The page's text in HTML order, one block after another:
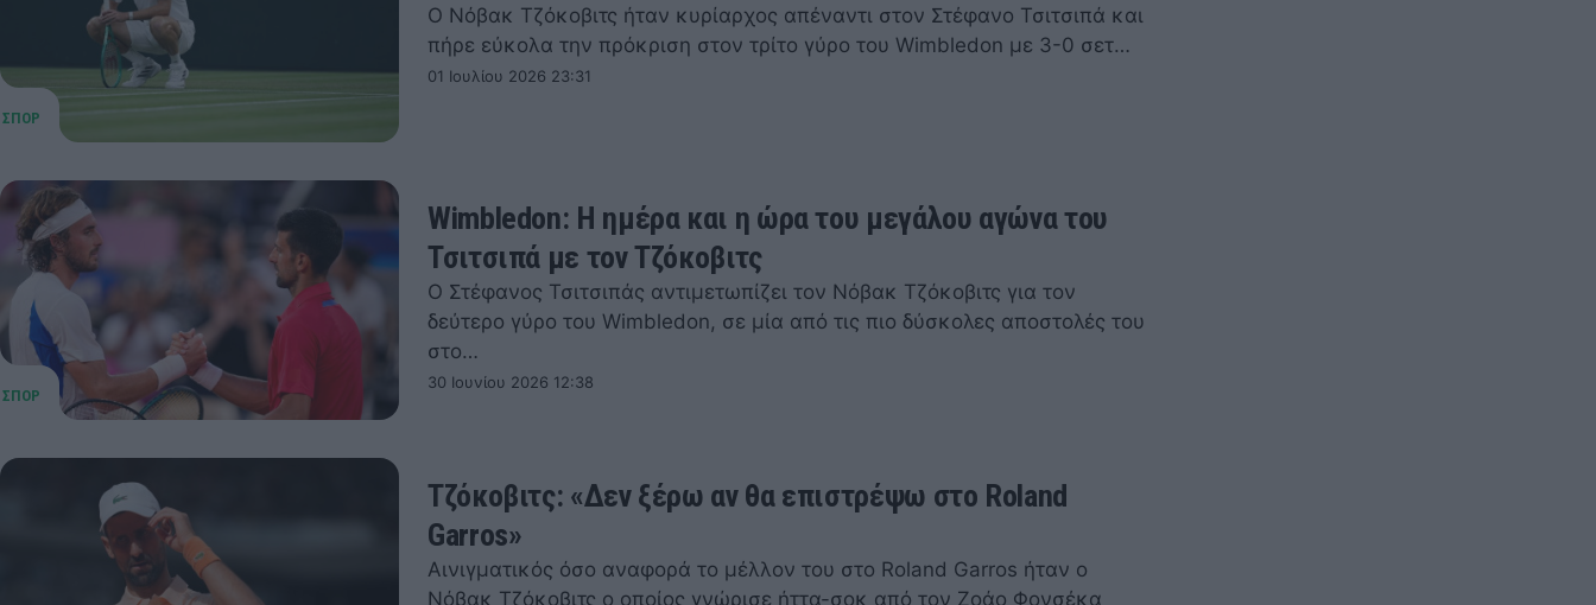
Ο Νόβακ Τζόκοβιτς ήταν κυρίαρχος απέναντι στον Στέφανο Τσιτσιπά και
πήρε εύκολα την πρόκριση στον τρίτο γύρο του Wimbledon με 3-0 σετ…
01 Ιουλίου 2026 23:31
Wimbledon: Η ημέρα και η ώρα του μεγάλου αγώνα του
Τσιτσιπά με τον Τζόκοβιτς
Ο Στέφανος Τσιτσιπάς αντιμετωπίζει τον Νόβακ Τζόκοβιτς για τον
δεύτερο γύρο του Wimbledon, σε μία από τις πιο δύσκολες αποστολές του
στο…
30 Ιουνίου 2026 12:38
Τζόκοβιτς: «Δεν ξέρω αν θα επιστρέψω στο Roland
Garros»
Αινιγματικός όσο αναφορά το μέλλον του στο Roland Garros ήταν ο
Νόβακ Τζόκοβιτς ο οποίος γνώρισε ήττα-σοκ από τον Ζοάο Φονσέκα